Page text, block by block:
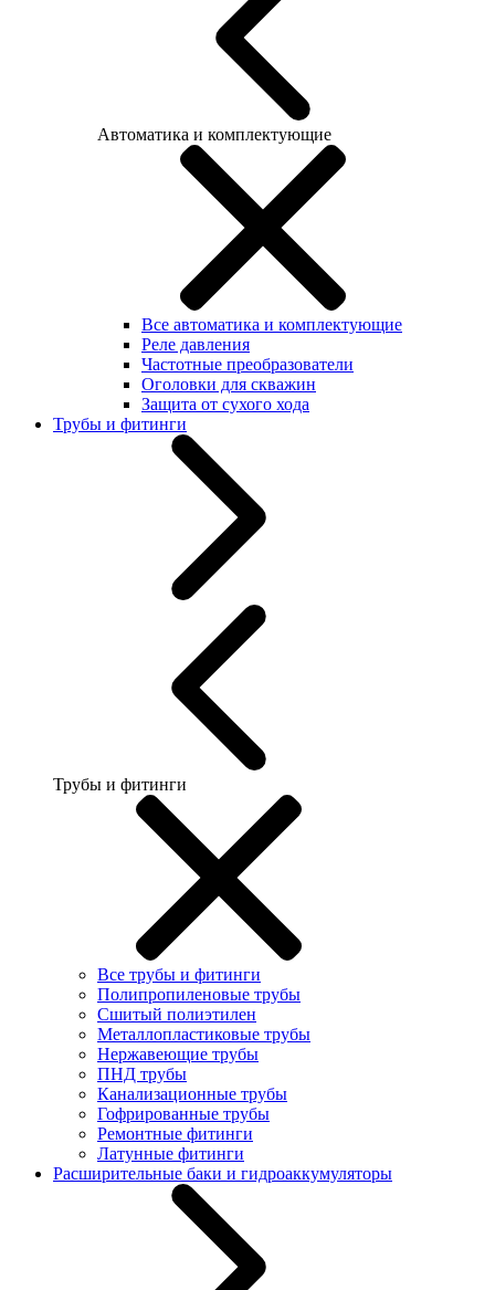
Автоматика и комплектующие
Все автоматика и комплектующие
Реле давления
Частотные преобразователи
Оголовки для скважин
Защита от сухого хода
Трубы и фитинги
Трубы и фитинги
Все трубы и фитинги
Полипропиленовые трубы
Сшитый полиэтилен
Металлопластиковые трубы
Нержавеющие трубы
ПНД трубы
Канализационные трубы
Гофрированные трубы
Ремонтные фитинги
Латунные фитинги
Расширительные баки и гидроаккумуляторы